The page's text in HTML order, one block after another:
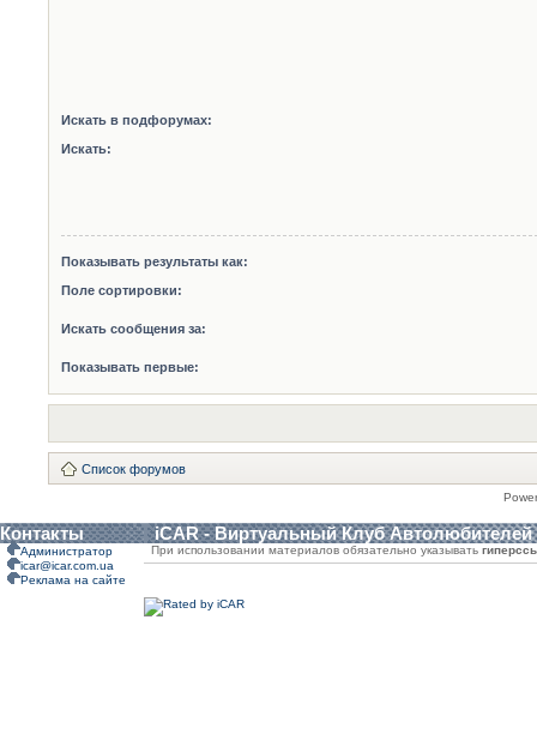
Искать в подфорумах:
Искать:
Показывать результаты как:
Поле сортировки:
Искать сообщения за:
Показывать первые:
Список форумов
Контакты iCAR - Виртуальный Клуб Автолюбителей
Администратор
icar@icar.com.ua
Реклама на сайте
При использовании материалов обязательно указывать